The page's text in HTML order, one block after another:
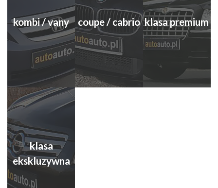
kombi / vany coupe / cabrio klasa premium
klasa
ekskluzywna